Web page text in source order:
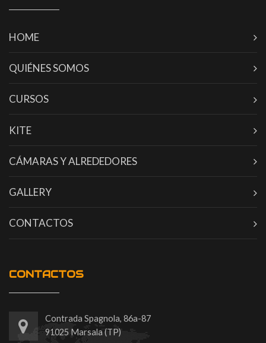
HOME
QUIÉNES SOMOS
CURSOS
KITE
CÁMARAS Y ALREDEDORES
GALLERY
CONTACTOS
CONTACTOS
Contrada Spagnola, 86a-87
91025 Marsala (TP)